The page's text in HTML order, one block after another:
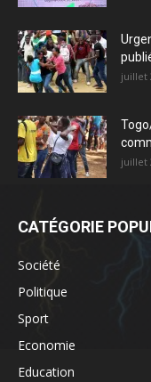
juillet
juillet
CATÉGORIE
Société
Politique
Sport
Economie
Education